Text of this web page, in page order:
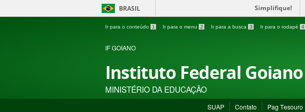
BRASIL Simplifique!
Ir para o conteúdo 1 Ir para o menu 2 Ir para a busca 3 Ir para o rodapé 4
IF GOIANO
Instituto Federal Goiano
MINISTÉRIO DA EDUCAÇÃO
SUAP Contato Pag Tesouro